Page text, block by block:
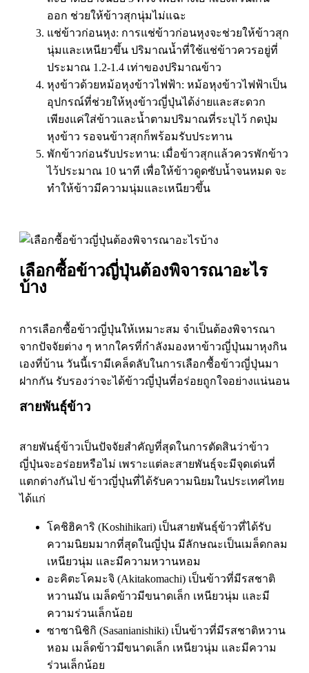
ออก ช่วยให้ข้าวสุกนุ่มไม่แฉะ
แช่ข้าวก่อนหุง: การแช่ข้าวก่อนหุงจะช่วยให้ข้าวสุก
นุ่มและเหนียวขึ้น ปริมาณน้ำที่ใช้แช่ข้าวควรอยู่ที่
ประมาณ 1.2-1.4 เท่าของปริมาณข้าว
หุงข้าวด้วยหม้อหุงข้าวไฟฟ้า: หม้อหุงข้าวไฟฟ้าเป็น
อุปกรณ์ที่ช่วยให้หุงข้าวญี่ปุ่นได้ง่ายและสะดวก
เพียงแค่ใส่ข้าวและน้ำตามปริมาณที่ระบุไว้ กดปุ่ม
หุงข้าว รอจนข้าวสุกก็พร้อมรับประทาน
พักข้าวก่อนรับประทาน: เมื่อข้าวสุกแล้วควรพักข้าว
ไว้ประมาณ 10 นาที เพื่อให้ข้าวดูดซับน้ำจนหมด จะ
ทำให้ข้าวมีความนุ่มและเหนียวขึ้น
เลือกซื้อข้าวญี่ปุ่นต้องพิจารณาอะไร
บ้าง
การเลือกซื้อข้าวญี่ปุ่นให้เหมาะสม จำเป็นต้องพิจารณา
จากปัจจัยต่าง ๆ หากใครที่กำลังมองหาข้าวญี่ปุ่นมาหุงกิน
เองที่บ้าน วันนี้เรามีเคล็ดลับในการเลือกซื้อข้าวญี่ปุ่นมา
ฝากกัน รับรองว่าจะได้ข้าวญี่ปุ่นที่อร่อยถูกใจอย่างแน่นอน
สายพันธุ์ข้าว
สายพันธุ์ข้าวเป็นปัจจัยสำคัญที่สุดในการตัดสินว่าข้าว
ญี่ปุ่นจะอร่อยหรือไม่ เพราะแต่ละสายพันธุ์จะมีจุดเด่นที่
แตกต่างกันไป ข้าวญี่ปุ่นที่ได้รับความนิยมในประเทศไทย
ได้แก่
โคชิฮิคาริ (Koshihikari) เป็นสายพันธุ์ข้าวที่ได้รับ
ความนิยมมากที่สุดในญี่ปุ่น มีลักษณะเป็นเมล็ดกลม
เหนียวนุ่ม และมีความหวานหอม
อะคิตะโคมะจิ (Akitakomachi) เป็นข้าวที่มีรสชาติ
หวานมัน เมล็ดข้าวมีขนาดเล็ก เหนียวนุ่ม และมี
ความร่วนเล็กน้อย
ซาซานิชิกิ (Sasanianishiki) เป็นข้าวที่มีรสชาติหวาน
หอม เมล็ดข้าวมีขนาดเล็ก เหนียวนุ่ม และมีความ
ร่วนเล็กน้อย